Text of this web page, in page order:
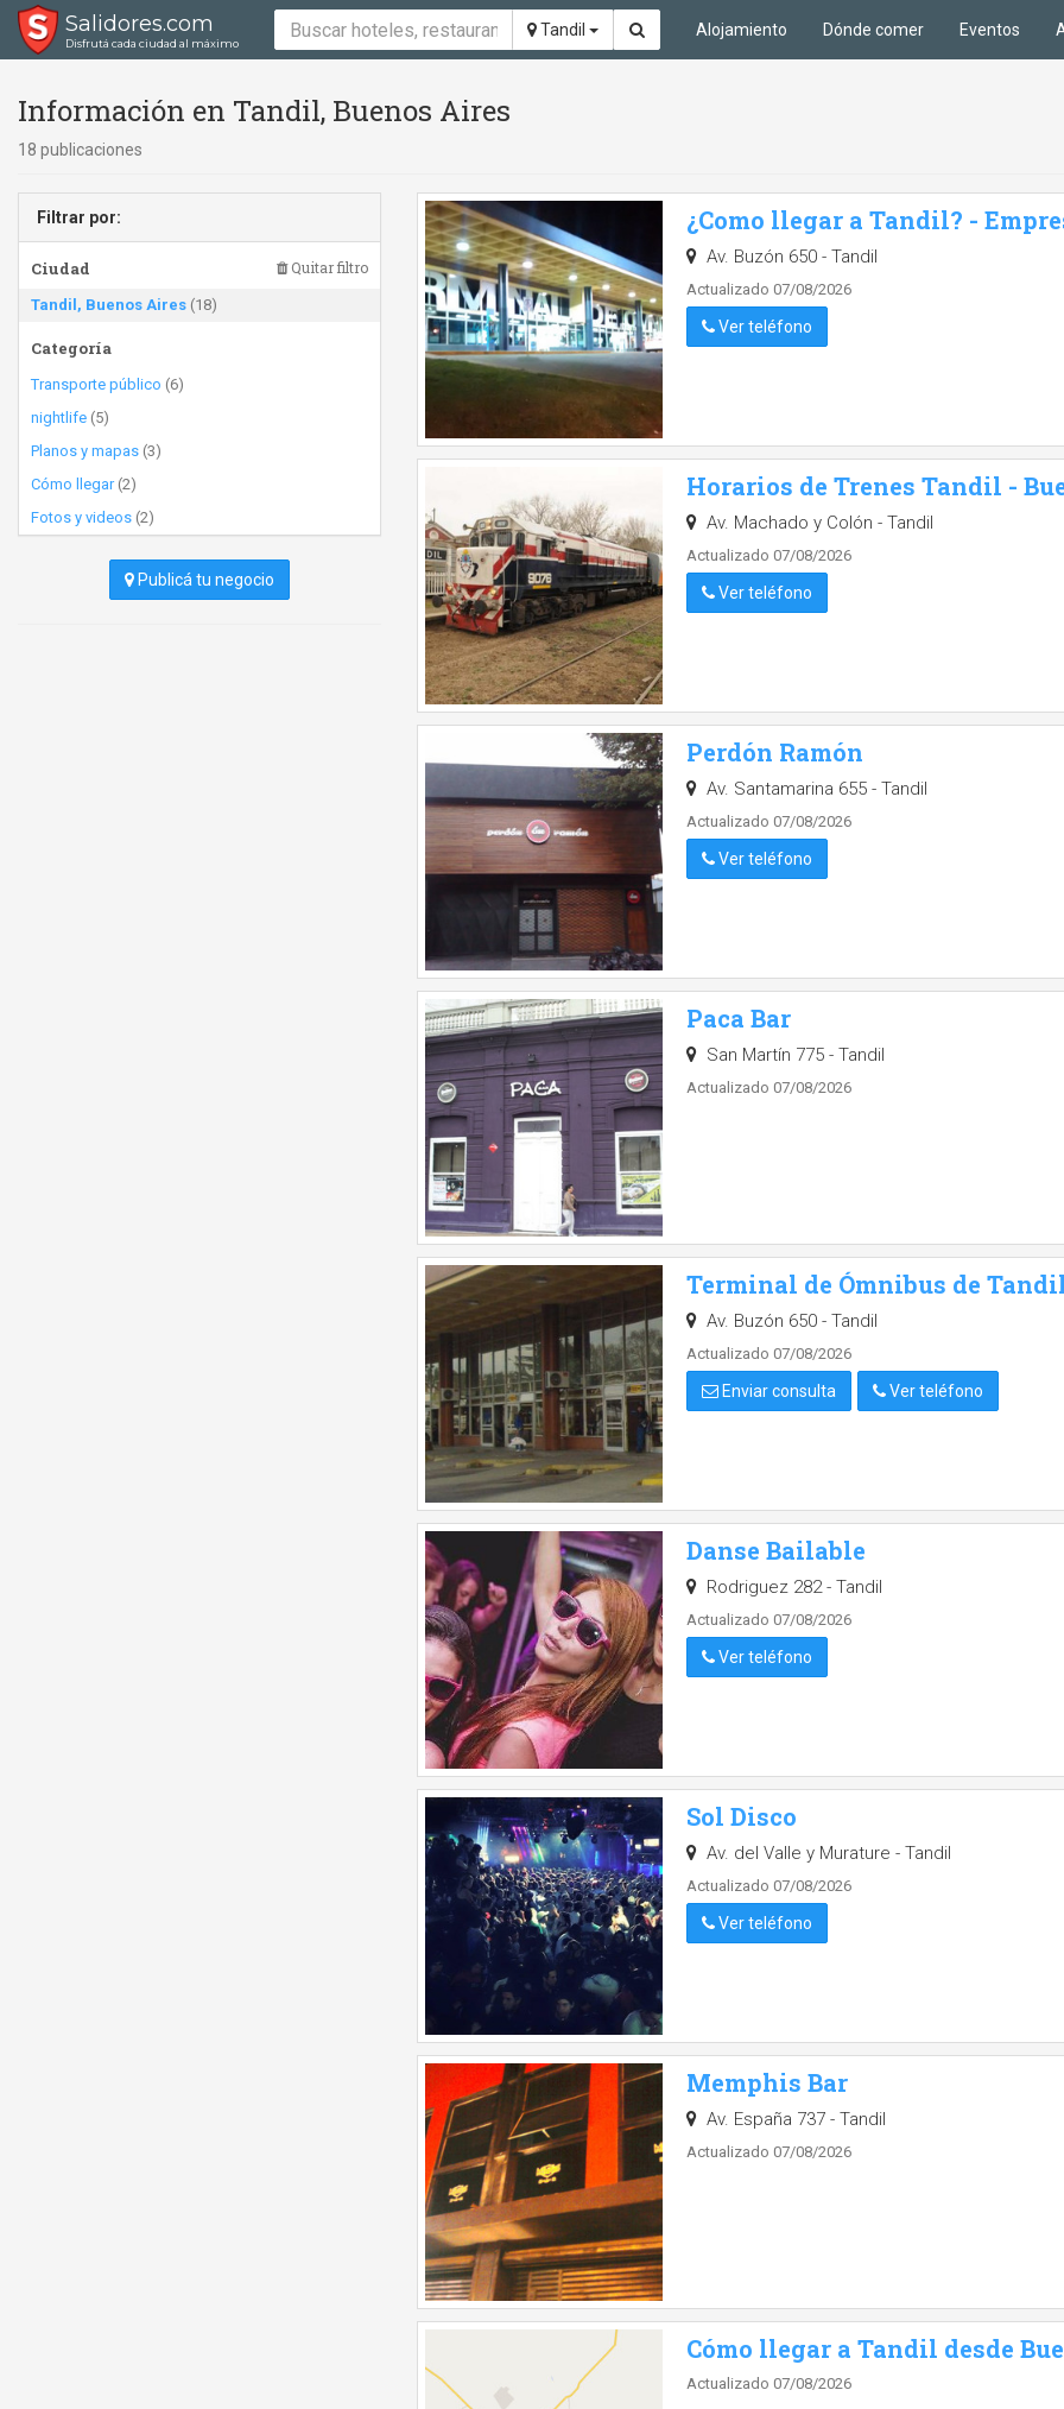
Salidores.com
Disfrutá cada ciudad al máximo
Tandil Alojamiento Dónde comer Eventos
Información en Tandil, Buenos Aires
18 publicaciones
Filtrar por:
Ciudad Quitar filtro
Tandil, Buenos Aires (18)
Categoría
Transporte público (6)
nightlife (5)
Planos y mapas (3)
Cómo llegar(2)
Fotos y videos (2)
Publicá tu negocio
¿Como llegar a Tandil? -
Av. Buzón 650 - Tandil
Actualizado 07/08/2026
Ver teléfono
Horarios de Trenes Tandil -
Av. Machado y Colón - Tandil
Actualizado 07/08/2026
Ver teléfono
Perdón Ramón
Av. Santamarina 655 - Tandil
Actualizado 07/08/2026
Ver teléfono
Paca Bar
San Martín 775 - Tandil
Actualizado 07/08/2026
Terminal de Ómnibus de
Av. Buzón 650 - Tandil
Actualizado 07/08/2026
Enviar consulta Ver teléfono
Danse Bailable
Rodriguez 282 - Tandil
Actualizado 07/08/2026
Ver teléfono
Sol Disco
Av. del Valle y Murature - Tandil
Actualizado 07/08/2026
Ver teléfono
Memphis Bar
Av. España 737 - Tandil
Actualizado 07/08/2026
Cómo llegar a Tandil desde
Actualizado 07/08/2026